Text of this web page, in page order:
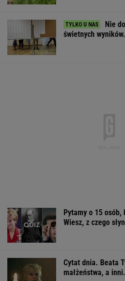
Nie
świetnych
Pytamy o 15
Wiesz, z czego
Cytat dnia. Beata
małżeństwa, a